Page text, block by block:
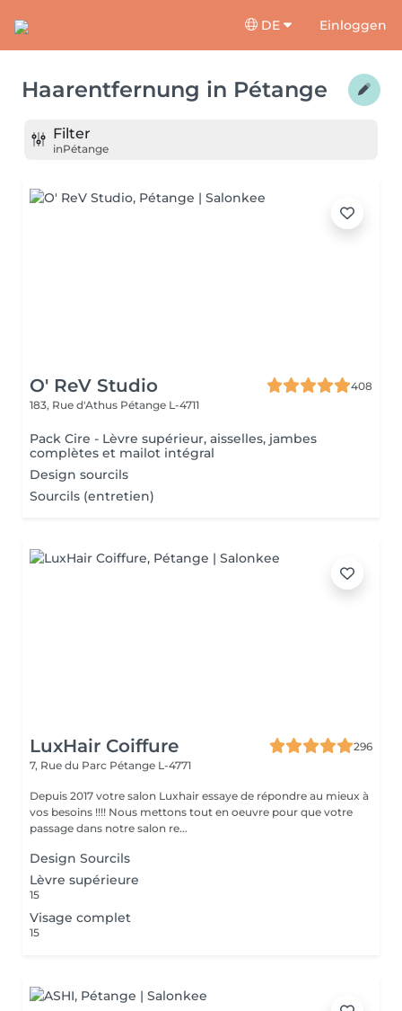
DE Einloggen
Haarentfernung in Pétange
Filter
inPétange
O' ReV Studio
408
183, Rue d'Athus Pétange L-4711
Pack Cire - Lèvre supérieur, aisselles, jambes
complètes et mailot intégral
Design sourcils
Sourcils (entretien)
LuxHair Coiffure
296
7, Rue du Parc Pétange L-4771
Depuis 2017 votre salon Luxhair essaye de répondre au mieux à
vos besoins !!!! Nous mettons tout en oeuvre pour que votre
passage dans notre salon re...
Design Sourcils
Lèvre supérieure
15
Visage complet
15